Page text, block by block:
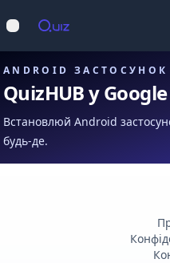
Відкрити меню
ANDROID ЗАСТОСУНОК
QuizHUB у
Встановлюй Android
будь-де.